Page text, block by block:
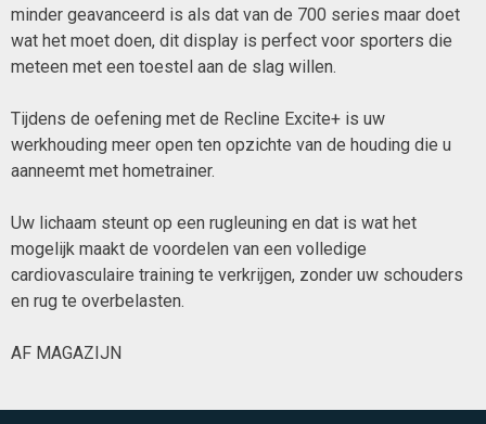
minder geavanceerd is als dat van de 700 series maar doet
wat het moet doen, dit display is perfect voor sporters die
meteen met een toestel aan de slag willen.
Tijdens de oefening met de Recline Excite+ is uw
werkhouding meer open ten opzichte van de houding die u
aanneemt met hometrainer.
Uw lichaam steunt op een rugleuning en dat is wat het
mogelijk maakt de voordelen van een volledige
cardiovasculaire training te verkrijgen, zonder uw schouders
en rug te overbelasten.
AF MAGAZIJN